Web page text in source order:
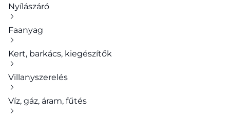
Nyílászáró
Faanyag
Kert, barkács, kiegészítők
Villanyszerelés
Víz, gáz, áram, fűtés